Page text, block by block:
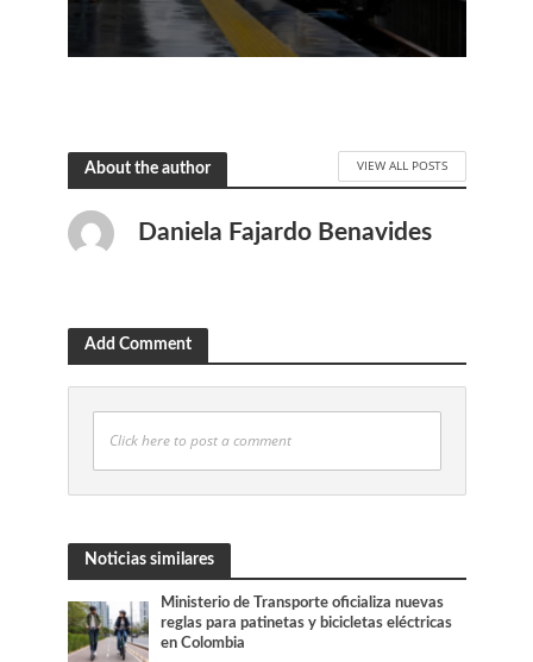
About the author VIEW ALL POSTS
Daniela Fajardo Benavides
Add Comment
Click here to post a comment
Noticias similares
Ministerio de Transporte oficializa nuevas
reglas para patinetas y bicicletas eléctricas
en Colombia